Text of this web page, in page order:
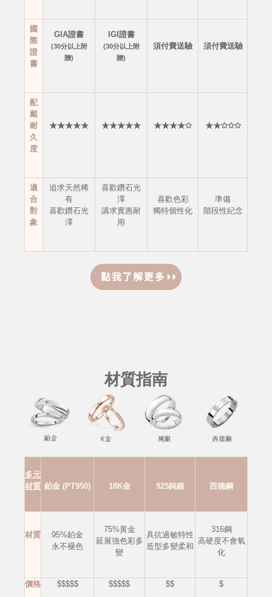
國
際
證
書
GIA證書
(30分以上附
贈)
IGI證書
(30分以上附
贈)
須付費送驗 須付費送驗
配
戴
耐
久
度
★★★★★ ★★★★★ ★★★★✩ ★★✩✩✩
適
合
對
象
追求天然稀
有
喜歡鑽石光
澤
喜歡鑽石光
澤
講求實惠耐
用
喜歡色彩
獨特個性化
準備
階段性紀念
材質指南
多元
材質 鉑金 (PT950) 18K金 925純銀 西德鋼
材質
95%鉑金
永不褪色
75%黃金
延展強色彩多
變
具抗過敏特性
造型多變柔和
316鋼
高硬度不會氧
化
價格 $$$$$ $$$$$ $$ $